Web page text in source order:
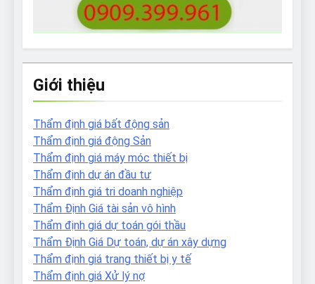
Giới thiệu
Thẩm định giá bất động sản
Thẩm định giá động Sản
Thẩm định giá máy móc thiết bị
Thẩm định dự án đầu tư
Thẩm định giá tri doanh nghiệp
Thẩm Định Giá tài sản vô hình
Thẩm định giá dự toán gói thầu
Thẩm Định Giá Dự toán, dự án xây dựng
Thẩm định giá trang thiết bị y tế
Thẩm định giá Xử lý nợ